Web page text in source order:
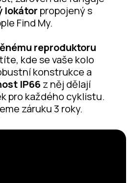
lokátor propojený s
Find My.
reproduktoru
kde se vaše kolo
konstrukce a
IP66 z něj dělají
pro každého cyklistu.
záruku 3 roky.